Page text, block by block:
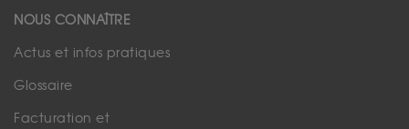
NOUS CONNAÎTRE
Actus et infos pratiques
Glossaire
Facturation et